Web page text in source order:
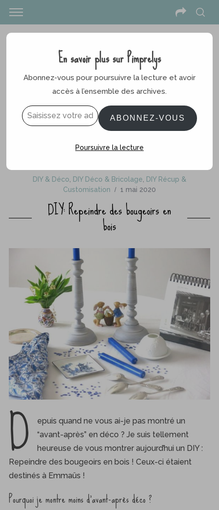
DIY & Déco DIY Déco & Bricolage
DIY Récup &
Customisation
1 mai 2020
DIY: Repeindre des bougeoirs en
bois
D
epuis quand ne vous ai-je pas montré un
“avant-après” en déco ? Je suis tellement
heureuse de vous montrer aujourd’hui un DIY :
Repeindre des bougeoirs en bois ! Ceux-ci étaient
destinés à Emmaüs !
Pourquoi je montre moins d’avant-après déco ?
En savoir plus sur Pimprelys
Abonnez-vous pour poursuivre la lecture et avoir
accès à l’ensemble des archives.
ABONNEZ-VOUS
Poursuivre la lecture